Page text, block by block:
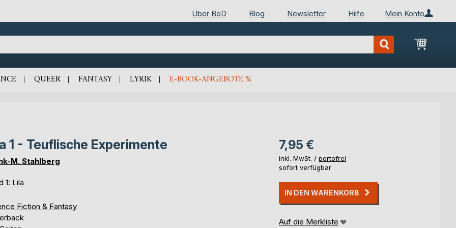
Mein Konto
Über BoD Blog Newsletter Hilfe
Mein
QUEER FANTASY LYRIK E-BOOK-ANGEBOTE %
1 - Teuflische Experimente
M. Stahlberg
1: Lila
Fiction & Fantasy
7,95 €
inkl. MwSt. / portofrei
sofort verfügbar
IN DEN WARENKORB
Auf die Merkliste